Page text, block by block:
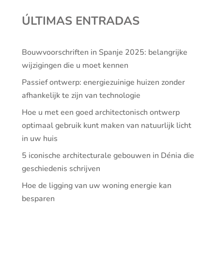
ÚLTIMAS ENTRADAS
Bouwvoorschriften in Spanje 2025: belangrijke
wijzigingen die u moet kennen
Passief ontwerp: energiezuinige huizen zonder
afhankelijk te zijn van technologie
Hoe u met een goed architectonisch ontwerp
optimaal gebruik kunt maken van natuurlijk licht
in uw huis
5 iconische architecturale gebouwen in Dénia die
geschiedenis schrijven
Hoe de ligging van uw woning energie kan
besparen